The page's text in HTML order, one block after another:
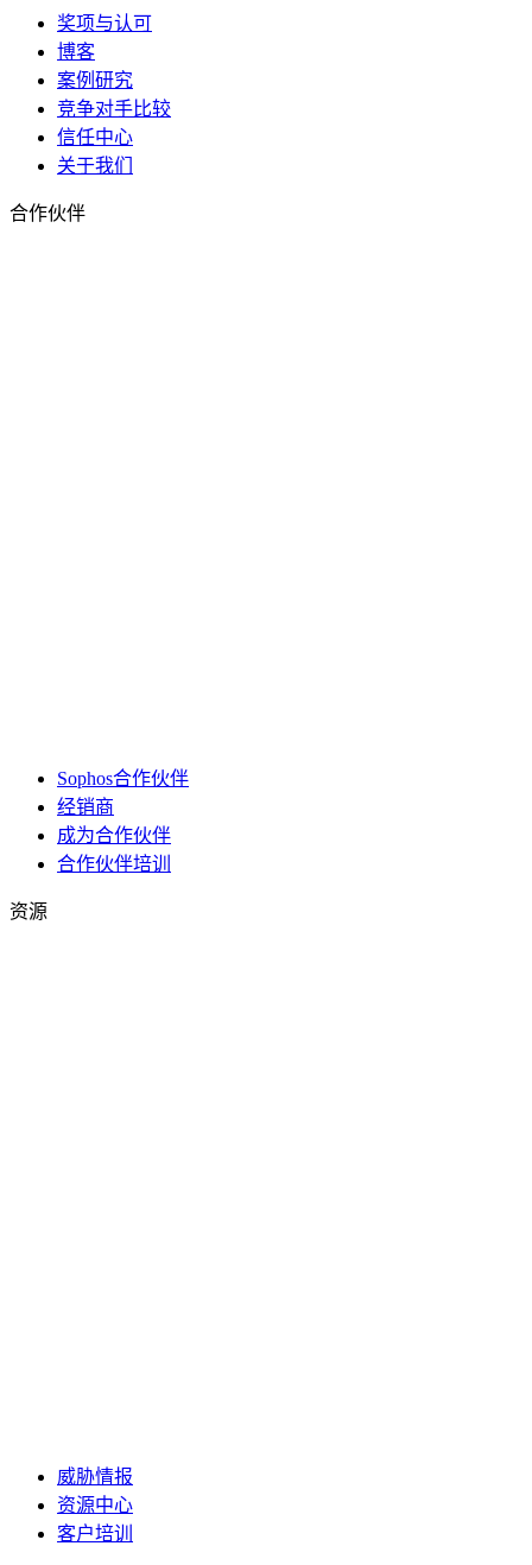
奖项与认可
博客
案例研究
竞争对手比较
信任中心
关于我们
合作伙伴
Sophos合作伙伴
经销商
成为合作伙伴
合作伙伴培训
资源
威胁情报
资源中心
客户培训